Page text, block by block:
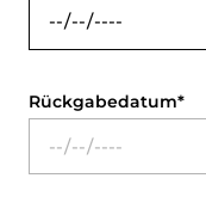
Rückgabedatum